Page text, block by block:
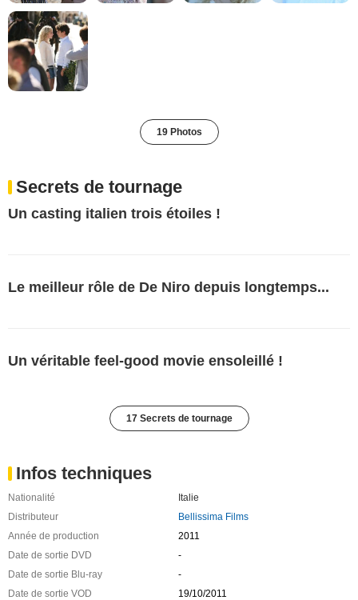
19 Photos
Secrets de tournage
Un casting italien trois étoiles !
Le meilleur rôle de De Niro depuis longtemps...
Un véritable feel-good movie ensoleillé !
17 Secrets de tournage
Infos techniques
Nationalité
Italie
Distributeur
Bellissima Films
Année de production
2011
Date de sortie DVD
-
Date de sortie Blu-ray
-
Date de sortie VOD
19/10/2011